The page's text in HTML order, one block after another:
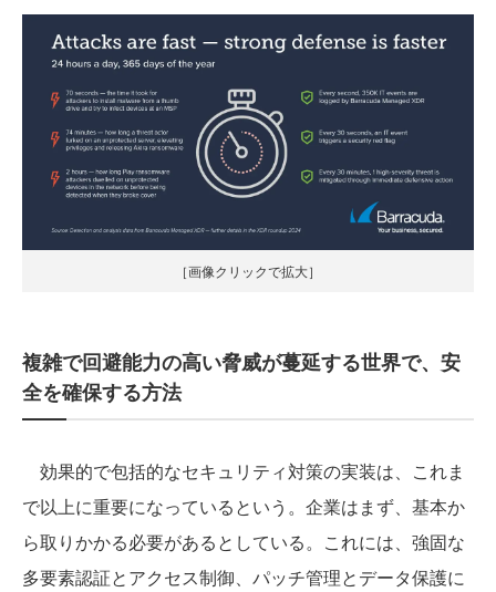
［画像クリックで拡大］
複雑で回避能力の高い脅威が蔓延する世界で、安
全を確保する方法
効果的で包括的なセキュリティ対策の実装は、これま
で以上に重要になっているという。企業はまず、基本か
ら取りかかる必要があるとしている。これには、強固な
多要素認証とアクセス制御、パッチ管理とデータ保護に